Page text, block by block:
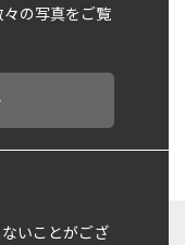
の写真をご覧
いことがござ